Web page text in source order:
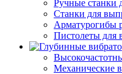
Ручные станки
Станки для
Арматурогибы
Пистолеты для
Механические